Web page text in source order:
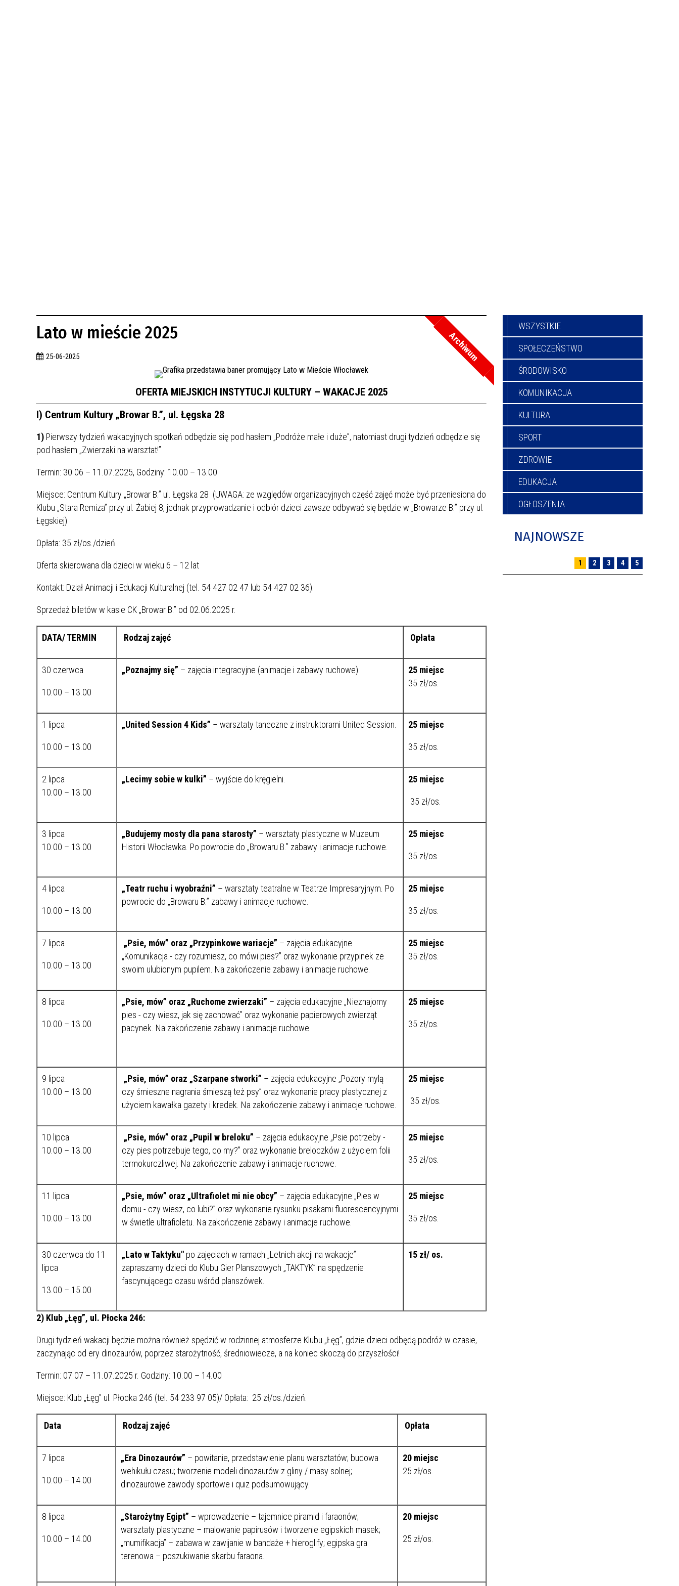
2026 ROKIEM TADEUSZA REICHSTEINA
WE WŁOCŁAWKU
Lato w mieście 2025
25-06-2025 Archiwum
OFERTA MIEJSKICH INSTYTUCJI KULTURY – WAKACJE 2025
I) Centrum Kultury „Browar B.”, ul. Łęgska 28
1) Pierwszy tydzień wakacyjnych spotkań odbędzie się pod hasłem „Podróże małe i duże”, natomiast drugi tydzień odbędzie się
pod hasłem „Zwierzaki na warsztat!”
Termin: 30.06 – 11.07.2025, Godziny: 10.00 – 13.00
Miejsce: Centrum Kultury „Browar B.” ul. Łęgska 28 (UWAGA: ze względów organizacyjnych część zajęć może być przeniesiona do
Klubu „Stara Remiza” przy ul. Żabiej 8, jednak przyprowadzanie i odbiór dzieci zawsze odbywać się będzie w „Browarze B.” przy ul.
Łęgskiej)
Opłata: 35 zł/os./dzień
Oferta skierowana dla dzieci w wieku 6 – 12 lat
Kontakt: Dział Animacji i Edukacji Kulturalnej (tel. 54 427 02 47 lub 54 427 02 36).
Sprzedaż biletów w kasie CK „Browar B.” od 02.06.2025 r.
DATA/ TERMIN Rodzaj zajęć Opłata
30 czerwca
10.00 – 13.00
„Poznajmy się” – zajęcia integracyjne (animacje i zabawy ruchowe). 25 miejsc
35 zł/os.
1 lipca
10.00 – 13.00
„United Session 4 Kids” – warsztaty taneczne z instruktorami United Session. 25 miejsc
35 zł/os.
2 lipca
10.00 – 13.00
„Lecimy sobie w kulki” – wyjście do kręgielni. 25 miejsc
35 zł/os.
3 lipca
10.00 – 13.00
„Budujemy mosty dla pana starosty” – warsztaty plastyczne w Muzeum
Historii Włocławka. Po powrocie do „Browaru B.” zabawy i animacje ruchowe.
25 miejsc
35 zł/os.
4 lipca
10.00 – 13.00
„Teatr ruchu i wyobraźni” – warsztaty teatralne w Teatrze Impresaryjnym. Po
powrocie do „Browaru B.” zabawy i animacje ruchowe.
25 miejsc
35 zł/os.
7 lipca
10.00 – 13.00
„Psie, mów” oraz „Przypinkowe wariacje” – zajęcia edukacyjne
„Komunikacja - czy rozumiesz, co mówi pies?” oraz wykonanie przypinek ze
swoim ulubionym pupilem. Na zakończenie zabawy i animacje ruchowe.
25 miejsc
35 zł/os.
8 lipca
10.00 – 13.00
„Psie, mów” oraz „Ruchome zwierzaki” – zajęcia edukacyjne „Nieznajomy
pies - czy wiesz, jak się zachować” oraz wykonanie papierowych zwierząt
pacynek. Na zakończenie zabawy i animacje ruchowe.
25 miejsc
35 zł/os.
9 lipca
10.00 – 13.00
„Psie, mów” oraz „Szarpane stworki” – zajęcia edukacyjne „Pozory mylą -
czy śmieszne nagrania śmieszą też psy” oraz wykonanie pracy plastycznej z
użyciem kawałka gazety i kredek. Na zakończenie zabawy i animacje ruchowe.
25 miejsc
35 zł/os.
10 lipca
10.00 – 13.00
„Psie, mów” oraz „Pupil w breloku” – zajęcia edukacyjne „Psie potrzeby -
czy pies potrzebuje tego, co my?” oraz wykonanie breloczków z użyciem folii
termokurczliwej. Na zakończenie zabawy i animacje ruchowe.
25 miejsc
35 zł/os.
11 lipca
10.00 – 13.00
„Psie, mów” oraz „Ultrafiolet mi nie obcy” – zajęcia edukacyjne „Pies w
domu - czy wiesz, co lubi?” oraz wykonanie rysunku pisakami fluorescencyjnymi
w świetle ultrafioletu. Na zakończenie zabawy i animacje ruchowe.
25 miejsc
35 zł/os.
30 czerwca do 11
lipca
13.00 – 15.00
„Lato w Taktyku" po zajęciach w ramach „Letnich akcji na wakacje”
zapraszamy dzieci do Klubu Gier Planszowych „TAKTYK” na spędzenie
fascynującego czasu wśród planszówek.
15 zł/ os.
2) Klub „Łęg”, ul. Płocka 246:
Drugi tydzień wakacji będzie można również spędzić w rodzinnej atmosferze Klubu „Łęg”, gdzie dzieci odbędą podróż w czasie,
zaczynając od ery dinozaurów, poprzez starożytność, średniowiecze, a na koniec skoczą do przyszłości!
Termin: 07.07 – 11.07.2025 r. Godziny: 10.00 – 14.00
Miejsce: Klub „Łęg” ul. Płocka 246 (tel. 54 233 97 05)/ Opłata: 25 zł/os./dzień.
Data Rodzaj zajęć Opłata
7 lipca
10.00 – 14.00
„Era Dinozaurów” – powitanie, przedstawienie planu warsztatów; budowa
wehikułu czasu; tworzenie modeli dinozaurów z gliny / masy solnej;
dinozaurowe zawody sportowe i quiz podsumowujący.
20 miejsc
25 zł/os.
8 lipca
10.00 – 14.00
„Starożytny Egipt” – wprowadzenie – tajemnice piramid i faraonów;
warsztaty plastyczne – malowanie papirusów i tworzenie egipskich masek;
„mumifikacja” – zabawa w zawijanie w bandaże + hieroglify; egipska gra
terenowa – poszukiwanie skarbu faraona.
20 miejsc
25 zł/os.
WSZYSTKIE
SPOŁECZEŃSTWO
ŚRODOWISKO
KOMUNIKACJA
KULTURA
SPORT
ZDROWIE
EDUKACJA
OGŁOSZENIA
NAJNOWSZE
1 2 3 4 5